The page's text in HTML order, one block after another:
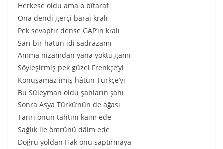
Herkese oldu ama o bîtaraf
Ona dendi gerçi baraj kralı
Pek sevaptır dense GAP’ın kralı
Sarı bir hatun idi sadrazamı
Amma nizamdan yana yoktu gamı
Söyleşirmiş pek güzel Frenkçe’yi
Konuşamaz imiş hátun Türkçe’yi
Bu Süleyman oldu şahların şahı
Sonra Asya Türkü’nün de ağası
Tanrı onun tahtını kaim ede
Sağlık ile ömrünü dâim ede
Doğru yoldan Hak onu saptırmaya